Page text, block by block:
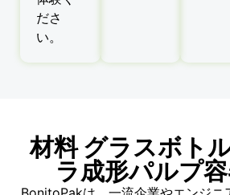
ださ
い。
材料 グラスボト
ラ成形パルプ